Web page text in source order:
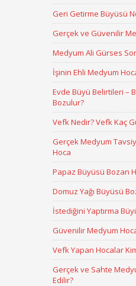
Geri Getirme Büyüsü
Gerçek ve Güvenilir
Medyum Ali Gürses
İşinin Ehli Medyum
Evde Büyü Belirtileri –
Bozulur?
Vefk Nedir? Vefk Kaç
Gerçek Medyum
Hoca
Papaz Büyüsü Bozan
Domuz Yağı Büyüsü
İstediğini Yaptırma
Güvenilir Medyum
Vefk Yapan Hocalar
Gerçek ve Sahte
Edilir?